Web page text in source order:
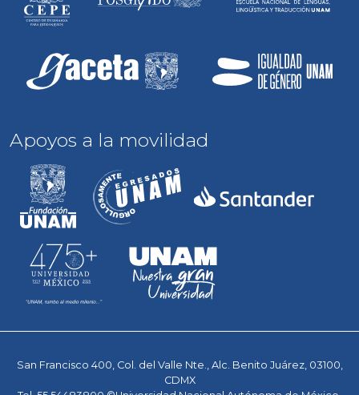
Apoyos a la movilidad
San Francisco 400, Col. del Valle Nte., Alc. Benito Juárez, 03100,
CDMX